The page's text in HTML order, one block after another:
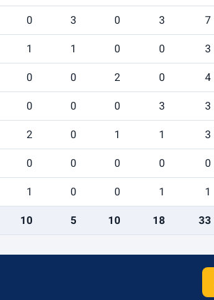
7
3
0
3
0
3
0
0
1
1
4
0
2
0
0
3
3
0
0
0
3
1
1
0
2
0
0
0
0
0
1
1
0
0
1
33
18
10
5
10